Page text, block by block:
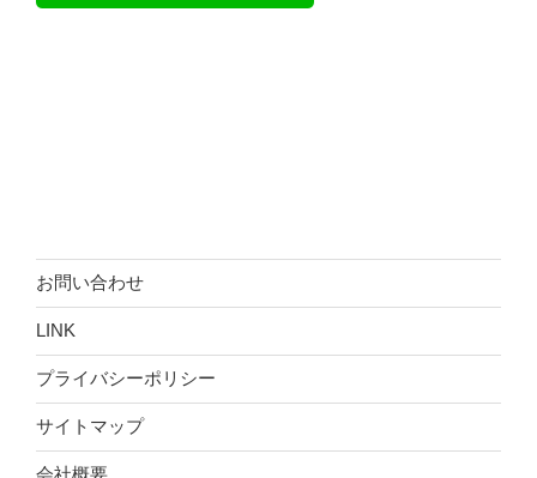
お問い合わせ
LINK
プライバシーポリシー
サイトマップ